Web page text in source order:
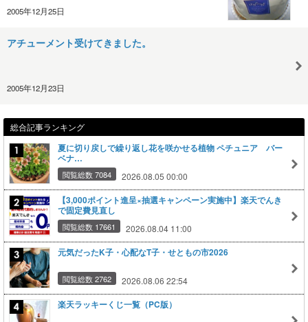
2005年12月25日
アチューメント受けてきました。
2005年12月23日
総合記事ランキング
夏に切り戻しで繰り返し花を咲かせる植物 ペチュニア バー
ベナ…
閲覧総数 7084 2026.08.05 00:00
【3,000ポイント進呈×抽選キャンペーン実施中】楽天でんき
で固定費見直し
閲覧総数 17661 2026.08.04 11:00
元気だったK子・心配なT子・せともの市2026
閲覧総数 2762 2026.08.06 22:54
楽天ラッキーくじ一覧（PC版）